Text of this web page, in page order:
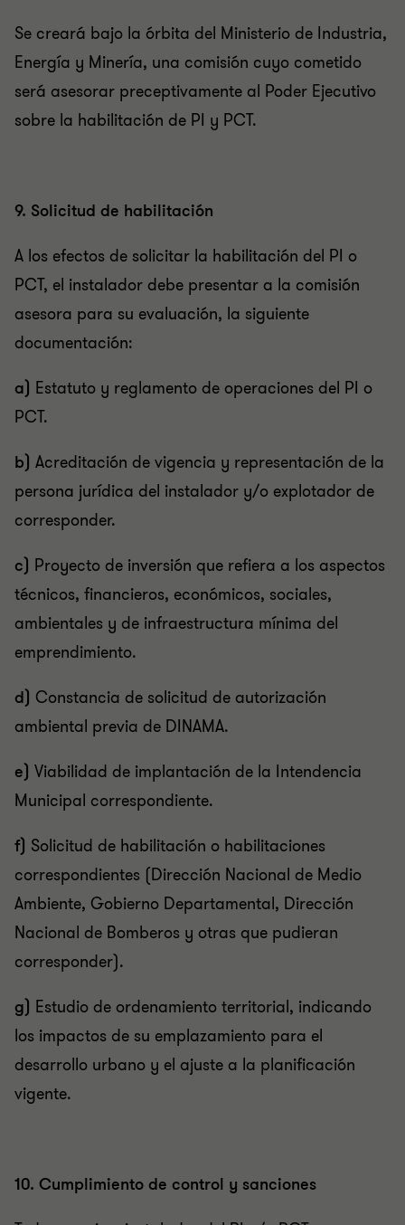
Se creará bajo la órbita del Ministerio de Industria,
Energía y Minería, una comisión cuyo cometido
será asesorar preceptivamente al Poder Ejecutivo
sobre la habilitación de PI y PCT.
9. Solicitud de habilitación
A los efectos de solicitar la habilitación del PI o
PCT, el instalador debe presentar a la comisión
asesora para su evaluación, la siguiente
documentación:
a) Estatuto y reglamento de operaciones del PI o
PCT.
b) Acreditación de vigencia y representación de la
persona jurídica del instalador y/o explotador de
corresponder.
c) Proyecto de inversión que refiera a los aspectos
técnicos, financieros, económicos, sociales,
ambientales y de infraestructura mínima del
emprendimiento.
d) Constancia de solicitud de autorización
ambiental previa de DINAMA.
e) Viabilidad de implantación de la Intendencia
Municipal correspondiente.
f) Solicitud de habilitación o habilitaciones
correspondientes (Dirección Nacional de Medio
Ambiente, Gobierno Departamental, Dirección
Nacional de Bomberos y otras que pudieran
corresponder).
g) Estudio de ordenamiento territorial, indicando
los impactos de su emplazamiento para el
desarrollo urbano y el ajuste a la planificación
vigente.
10. Cumplimiento de control y sanciones